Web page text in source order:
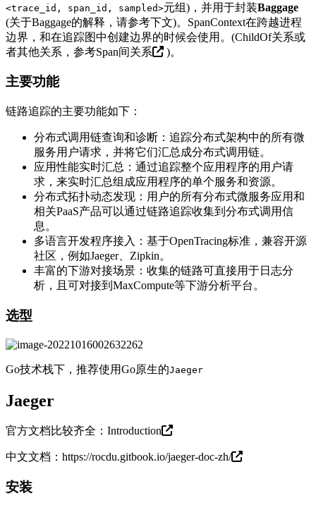
<trace_id, span_id, sampled>元组)，并用于封装Baggage
(关于Baggage的解释，请参考下文)。SpanContext在跨越进程
边界，和在追踪图中创建边界的时候会使用。(ChildOf关系或
者其他关系，参考Span间关系 )。
主要功能
链路追踪的主要功能如下：
分布式调用链查询和诊断：追踪分布式架构中的所有微
服务用户请求，并将它们汇总成分布式调用链。
应用性能实时汇总：通过追踪整个应用程序的用户请
求，来实时汇总组成应用程序的单个服务和资源。
分布式拓扑动态发现：用户的所有分布式微服务应用和
相关PaaS产品可以通过链路追踪收集到分布式调用信
息。
多语言开发程序接入：基于OpenTracing标准，兼容开源
社区，例如Jaeger、Zipkin。
丰富的下游对接场景：收集的链路可直接用于日志分
析，且可对接到MaxCompute等下游分析平台。
选型
Go技术栈下，推荐使用Go原生的Jaeger
Jaeger
官方文档比较齐全： Introduction
中文文档： https://rocdu.gitbook.io/jaeger-doc-zh/
安装